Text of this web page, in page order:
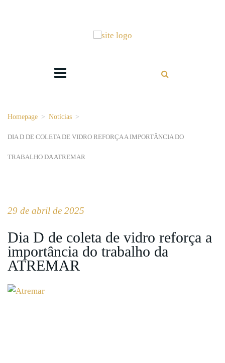
Homepage > Notícias >
DIA D DE COLETA DE VIDRO REFORÇA A IMPORTÂNCIA DO
TRABALHO DA ATREMAR
29 de abril de 2025
Dia D de coleta de vidro reforça a
importância do trabalho da
ATREMAR